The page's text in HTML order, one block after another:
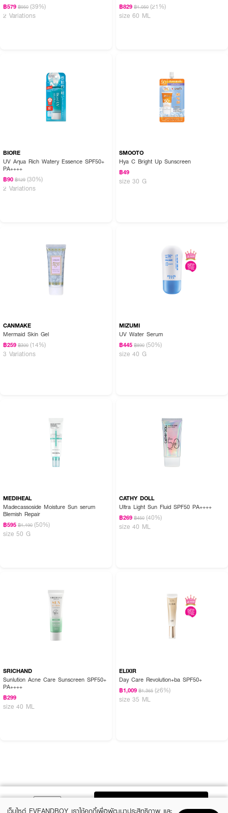
฿579 ฿950 (39%)
2 Variations
฿829 ฿1,050 (21%)
size 60 ML
BIORE
UV Aqua Rich Watery Essence SPF50+
PA++++
฿90 ฿129 (30%)
2 Variations
SMOOTO
Hya C Bright Up Sunscreen
฿49
size 30 G
CANMAKE
Mermaid Skin Gel
฿259 ฿300 (14%)
3 Variations
MIZUMI
UV Water Serum
฿445 ฿890 (50%)
size 40 G
MEDIHEAL
Madecassoside Moisture Sun serum
Blemish Repair
฿595 ฿1,190 (50%)
size 50 G
CATHY DOLL
Ultra Light Sun Fluid SPF50 PA++++
฿269 ฿450 (40%)
size 40 ML
SRICHAND
Sunlution Acne Care Sunscreen SPF50+
PA++++
฿299
size 40 ML
ELIXIR
Day Care Revolution+ba SPF50+
฿1,009 ฿1,365 (26%)
size 35 ML
เว็บไซต์ EVEANDBOY เราใช้คุกกี้เพื่อพัฒนาประสิทธิภาพ และ